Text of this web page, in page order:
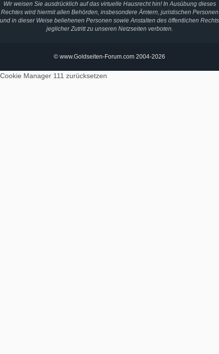
Wir weisen Sie ausdrücklich auf das virtuelle Hausrecht hin! In Ausübung dieses
Rechtes wird hiermit allen Behörden, insbesondere Ämtern, juristischen Personen
und in dieser Weise beliehenen Personen sowie Anstalten des öffentlichen Rechts
jeglicher Zutritt zu unseren Netzseiten verboten.
© www.Goldseiten-Forum.com 2004-2026
Cookie Manager 111 zurücksetzen